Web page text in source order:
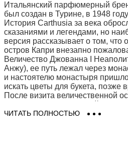
Итальянский парфюмерный
был создан в Турине, в 1948
История Carthusia за века
сказаниями и легендами, но
версия рассказывает о том, что
остров Капри внезапно
Величество Джованна I
Анжу), ее путь лежал через
и настоятелю монастыря
искать цветы для букета, позже
После визита величественной
обнаружилось, что вода из - под
ЧИТАТЬ ПОЛНОСТЬЮ